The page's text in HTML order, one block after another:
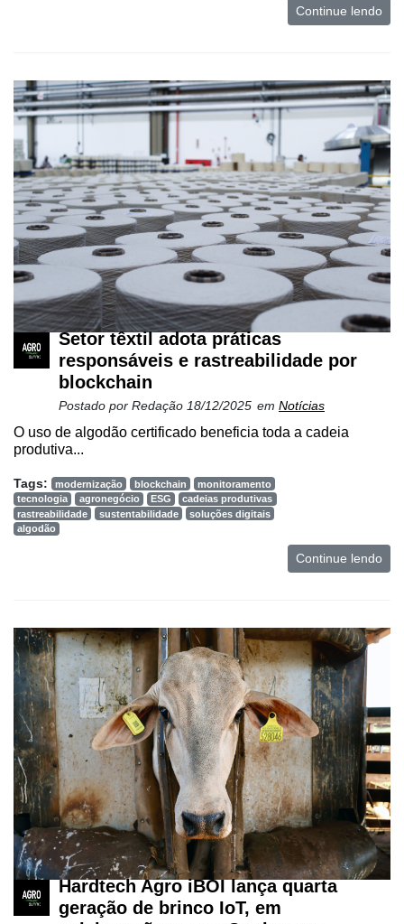
Continue lendo
Setor têxtil adota práticas
responsáveis e rastreabilidade por
blockchain
Postado por Redação 18/12/2025 em Notícias
O uso de algodão certificado beneficia toda a cadeia
produtiva...
Tags: modernização blockchain
monitoramento
tecnologia
agronegócio ESG
cadeias produtivas
rastreabilidade
sustentabilidade
soluções digitais
algodão
Continue lendo
Hardtech Agro iBOI lança quarta
geração de brinco IoT, em